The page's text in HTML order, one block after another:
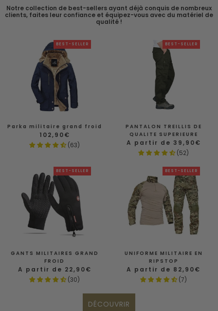
Notre collection de best-sellers ayant déjà conquis de nombreux
clients, faites leur confiance et équipez-vous avec du matériel de
qualité !
BEST-SELLER
Parka militaire grand froid
Prix
de
vente
102,90€
(63)
BEST-SELLER
PANTALON TREILLIS DE
QUALITE SUPERIEURE
Prix
vente
A partir de 39,90€
(52)
BEST-SELLER
GANTS MILITAIRES GRAND
FROID
Prix
vente
A partir de 22,90€
(30)
BEST-SELLER
UNIFORME MILITAIRE EN
RIPSTOP
Prix
vente
A partir de 82,90€
(7)
DÉCOUVRIR